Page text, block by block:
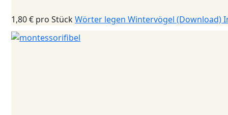
1,80 € pro StückWörter legen Wintervögel (Download)